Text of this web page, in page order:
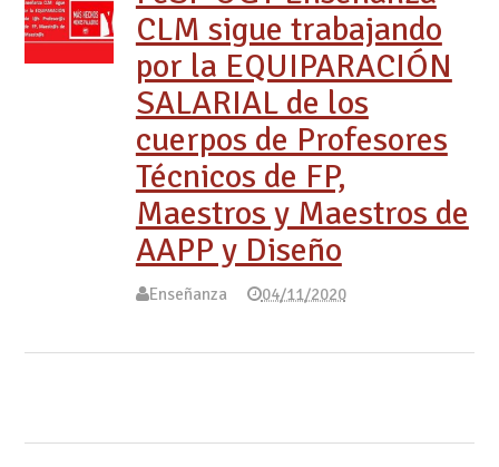
CLM sigue trabajando
por la EQUIPARACIÓN
SALARIAL de los
cuerpos de Profesores
Técnicos de FP,
Maestros y Maestros de
AAPP y Diseño
Enseñanza 04/11/2020